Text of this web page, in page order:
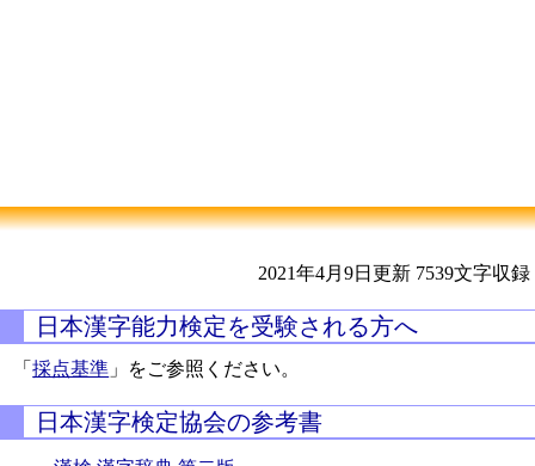
2021年4月9日更新 7539文字収録
日本漢字能力検定を受験される方へ
「採点基準 」をご参照ください。
日本漢字検定協会の参考書